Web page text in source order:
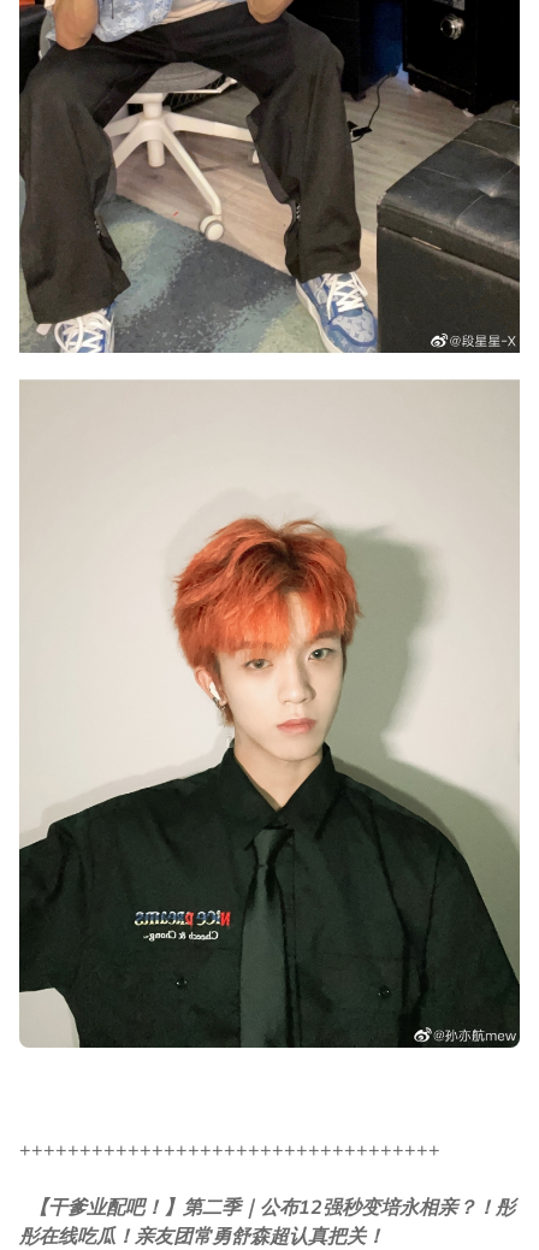
+++++++++++++++++++++++++++++++++++
【干爹业配吧！】第二季｜公布12强秒变培永相亲？！彤
彤在线吃瓜！亲友团常勇舒森超认真把关！